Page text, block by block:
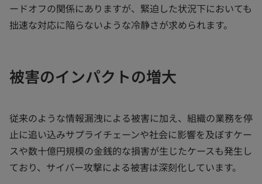
ードオフの関係にありますが、緊迫した状況下においても
拙速な対応に陥らないような冷静さが求められます。
被害のインパクトの増大
従来のような情報漏洩による被害に加え、組織の業務を停
止に追い込みサプライチェーンや社会に影響を及ぼすケー
スや数十億円規模の金銭的な損害が生じたケースも発生し
ており、サイバー攻撃による被害は深刻化しています。